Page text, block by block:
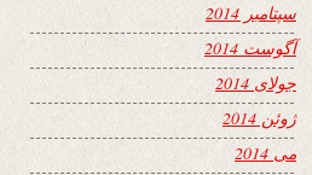
سپتامبر 2014
آگوست 2014
جولای 2014
ژوئن 2014
می 2014